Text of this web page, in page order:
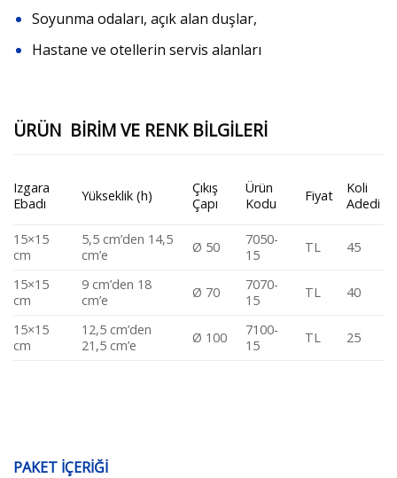
Soyunma odaları, açık alan duşlar,
Hastane ve otellerin servis alanları
ÜRÜN BİRİM VE RENK BİLGİLERİ
Izgara
Ebadı
Yükseklik (h)
Çıkış
Çapı
Ürün
Kodu
Fiyat
Koli
Adedi
15×15
cm
5,5 cm’den 14,5
cm’e
Ø 50
7050-
15
TL 45
15×15
cm
9 cm’den 18
cm’e
Ø 70
7070-
15
TL 40
15×15
cm
12,5 cm’den
21,5 cm’e
Ø 100
7100-
15
TL 25
PAKET İÇERİĞİ